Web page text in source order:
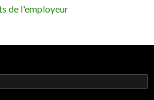
de l'employeur